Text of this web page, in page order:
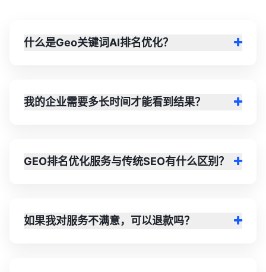
什么是Geo关键词AI排名优化？
我的企业需要多长时间才能看到结果？
GEO排名优化服务与传统SEO有什么区别？
如果我对服务不满意，可以退款吗？